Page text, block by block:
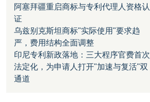
阿塞拜疆重启商标与专利代理人资格认
证
乌兹别克斯坦商标"实际使用"要求趋
严，费用结构全面调整
印尼专利新政落地：三大程序官费首次
法定化，为申请人打开"加速与复活"双
通道